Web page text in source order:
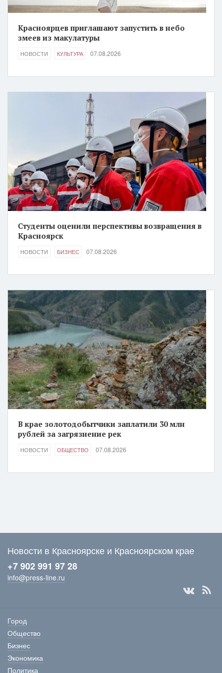
Красноярцев приглашают запустить в небо
змеев из макулатуры
НОВОСТИ КУЛЬТУРА 07.08.2026
Студенты оценили перспективы возвращения в
Красноярск
НОВОСТИ БИЗНЕС 07.08.2026
В крае золотодобытчики заплатили 30 млн
рублей за загрязнение рек
НОВОСТИ ОБЩЕСТВО 07.08.2026
Новости в Красноярске и Красноярском крае
+7 902 991 97 28
info@press-line.ru
Город
Общество
Бизнес
Экономика
Политика